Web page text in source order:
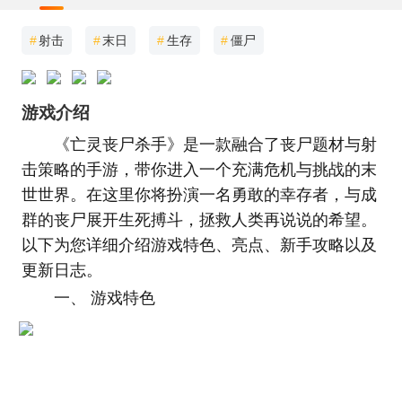
#射击 #末日 #生存 #僵尸
游戏介绍
《亡灵丧尸杀手》是一款融合了丧尸题材与射
击策略的手游，带你进入一个充满危机与挑战的末
世世界。在这里你将扮演一名勇敢的幸存者，与成
群的丧尸展开生死搏斗，拯救人类再说说的希望。
以下为您详细介绍游戏特色、亮点、新手攻略以及
更新日志。
一、 游戏特色